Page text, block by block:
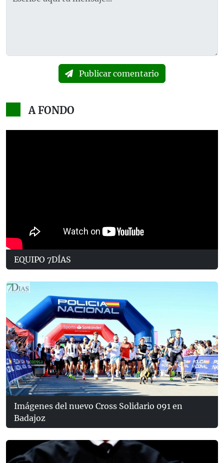
Publicar comentario
A FONDO
EQUIPO 7DÍAS
Imágenes del nuevo Cross Solidario 091 en
Badajoz